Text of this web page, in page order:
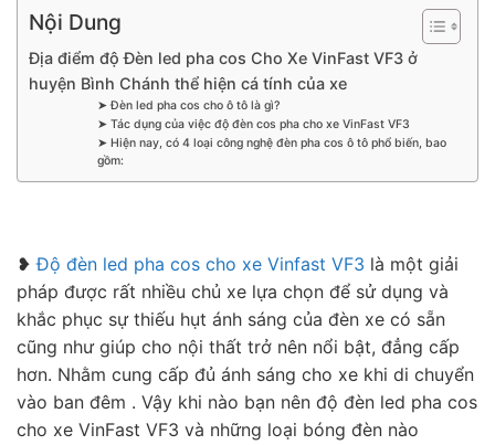
Nội Dung
Địa điểm độ Đèn led pha cos Cho Xe VinFast VF3 ở
huyện Bình Chánh thể hiện cá tính của xe
➤ Đèn led pha cos cho ô tô là gì?
➤ Tác dụng của việc độ đèn cos pha cho xe VinFast VF3
➤ Hiện nay, có 4 loại công nghệ đèn pha cos ô tô phổ biến, bao
gồm:
❥Độ đèn led pha cos cho xe Vinfast VF3 là một giải
pháp được rất nhiều chủ xe lựa chọn để sử dụng và
khắc phục sự thiếu hụt ánh sáng của đèn xe có sẵn
cũng như giúp cho nội thất trở nên nổi bật, đẳng cấp
hơn. Nhằm cung cấp đủ ánh sáng cho xe khi di chuyển
vào ban đêm . Vậy khi nào bạn nên độ đèn led pha cos
cho xe VinFast VF3 và những loại bóng đèn nào